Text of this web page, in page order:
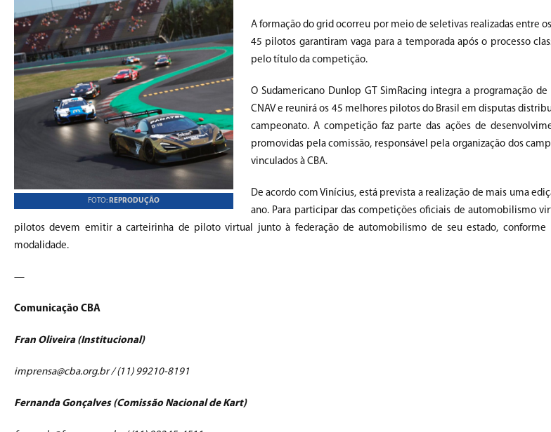
FOTO: REPRODUÇÃO
A formação do grid ocorreu por meio de seletivas realizadas entre
45 pilotos garantiram vaga para a temporada após o processo
pelo título da competição.
O Sudamericano Dunlop GT SimRacing integra a programação
CNAV e reunirá os 45 melhores pilotos do Brasil em disputas
campeonato. A competição faz parte das ações de
promovidas pela comissão, responsável pela organização dos
vinculados à CBA.
De acordo com Vinícius, está prevista a realização de mais uma
ano. Para participar das competições oficiais de automobilismo
pilotos devem emitir a carteirinha de piloto virtual junto à federação de automobilismo de seu estado, conforme
modalidade.
—
Comunicação CBA
Fran Oliveira (Institucional)
imprensa@cba.org.br / (11) 99210-8191
Fernanda Gonçalves (Comissão Nacional de Kart)